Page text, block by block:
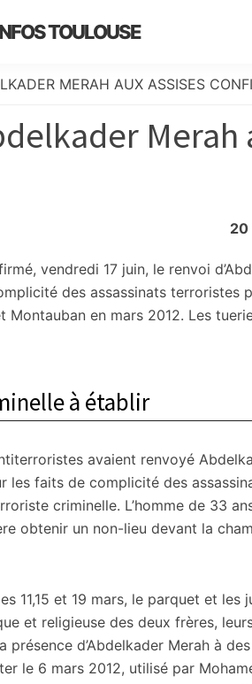
TOULOUSE
MERAH AUX ASSISES
Merah
20
vendredi 17 juin, le renvoi
des assassinats terroristes
Montauban en mars 2012. Les
à établir
avaient renvoyé
les faits de complicité des
criminelle. L’homme de 33
obtenir un non-lieu devant la
11,15 et 19 mars, le parquet et les
et religieuse des deux frères,
d’Abdelkader Merah à
le 6 mars 2012, utilisé par